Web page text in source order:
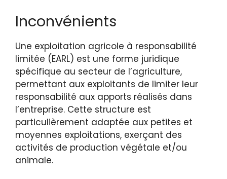
Inconvénients
Une exploitation agricole à responsabilité
limitée (EARL) est une forme juridique
spécifique au secteur de l’agriculture,
permettant aux exploitants de limiter leur
responsabilité aux apports réalisés dans
l’entreprise. Cette structure est
particulièrement adaptée aux petites et
moyennes exploitations, exerçant des
activités de production végétale et/ou
animale.